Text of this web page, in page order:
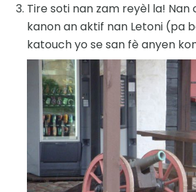
Tire soti nan zam reyèl la!
kanon an aktif nan Letoni (pa
katouch yo se san fè anyen